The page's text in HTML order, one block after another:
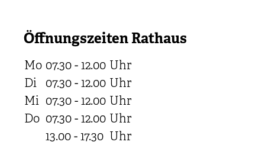
Öffnungszeiten Rathaus
Mo 07.30 - 12.00 Uhr
Di
07.30 - 12.00 Uhr
Mi 07.30 - 12.00 Uhr
Do 07.30 - 12.00 Uhr
13.00 - 17.30 Uhr